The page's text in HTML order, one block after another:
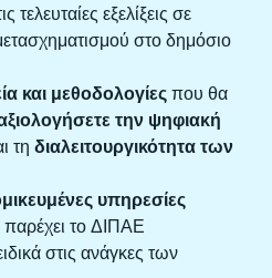
τελευταίες εξελίξεις σε
στο δημόσιο
και μεθοδολογίεςπου θα
την ψηφιακή
τη διαλειτουργικότητα των
υπηρεσίες
το ΔΙΠΑΕ
στις ανάγκες των